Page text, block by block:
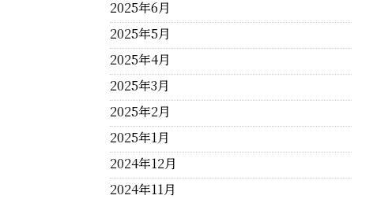
2025年6月
2025年5月
2025年4月
2025年3月
2025年2月
2025年1月
2024年12月
2024年11月